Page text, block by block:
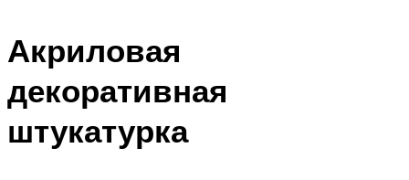
Акриловая
декоративная
штукатурка